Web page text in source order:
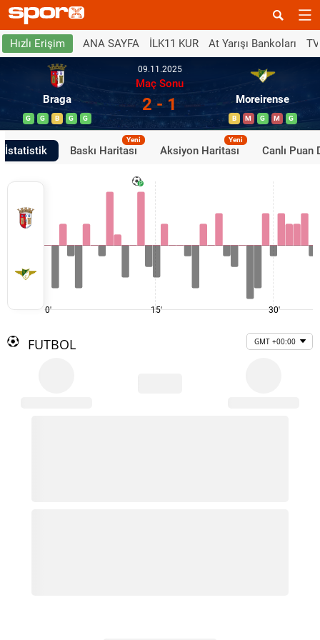
Hızlı Erişim ANA SAYFA İLK11 KUR At Yarışı Bankoları
Braga
G G B G G
09.11.2025
Maç Sonu
2 - 1 Moreirense
B M G M G
İstatistik Baskı Haritası
Yeni
Aksiyon Haritası
Yeni
Canlı Puan
0' 15' 30'
FUTBOL GMT +00:00